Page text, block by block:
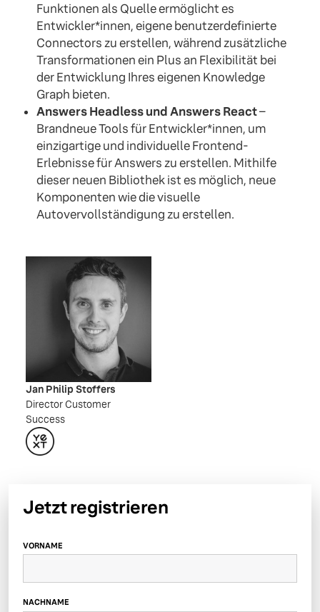
Funktionen als Quelle ermöglicht es
Entwickler*innen, eigene benutzerdefinierte
Connectors zu erstellen, während zusätzliche
Transformationen ein Plus an Flexibilität bei
der Entwicklung Ihres eigenen Knowledge
Graph bieten.
Answers Headless und Answers React–
Brandneue Tools für Entwickler*innen, um
einzigartige und individuelle Frontend-
Erlebnisse für Answers zu erstellen. Mithilfe
dieser neuen Bibliothek ist es möglich, neue
Komponenten wie die visuelle
Autovervollständigung zu erstellen.
Jan Philip Stoffers
Director Customer
Success
Jetzt registrieren
VORNAME
NACHNAME